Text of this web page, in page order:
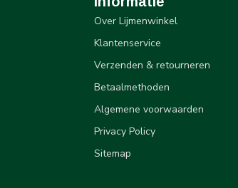
Over Lijmenwinkel
Klantenservice
Verzenden & retourneren
Betaalmethoden
Algemene voorwaarden
Privacy Policy
Sitemap